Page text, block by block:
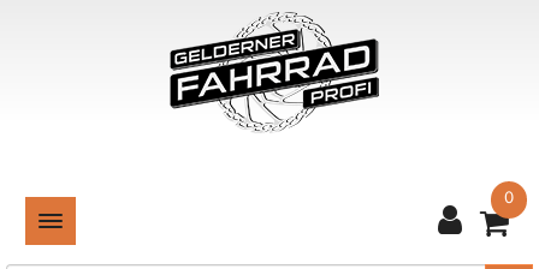
TOGGLE NAVIGATION
0